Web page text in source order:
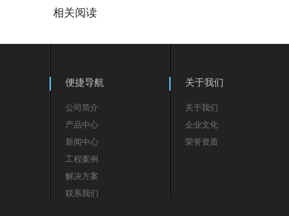
相关阅读
便捷导航
公司简介
产品中心
新闻中心
工程案例
解决方案
联系我们
关于我们
关于我们
企业文化
荣誉资质